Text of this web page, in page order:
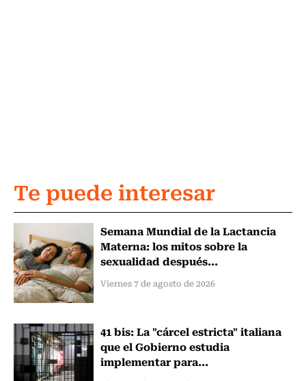
Te puede interesar
Semana Mundial de la Lactancia
Materna: los mitos sobre la
sexualidad después...
Viernes 7 de agosto de 2026
41 bis: La "cárcel estricta" italiana
que el Gobierno estudia
implementar para...